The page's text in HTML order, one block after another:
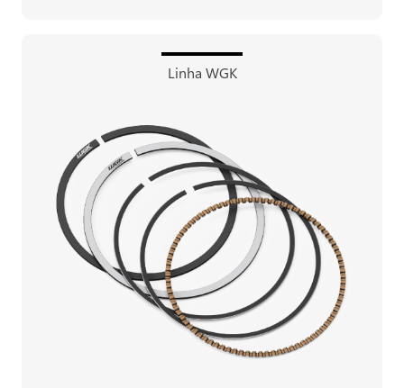
Linha WGK